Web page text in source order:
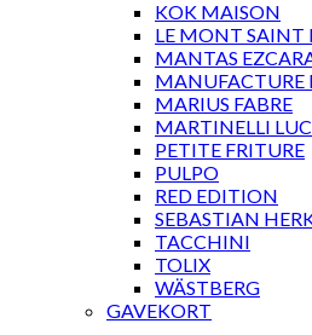
KOK MAISON
LE MONT SAINT
MANTAS
MANUFACTURE
MARIUS FABRE
MARTINELLI
PETITE FRITURE
PULPO
RED EDITION
SEBASTIAN
TACCHINI
TOLIX
WÄSTBERG
GAVEKORT